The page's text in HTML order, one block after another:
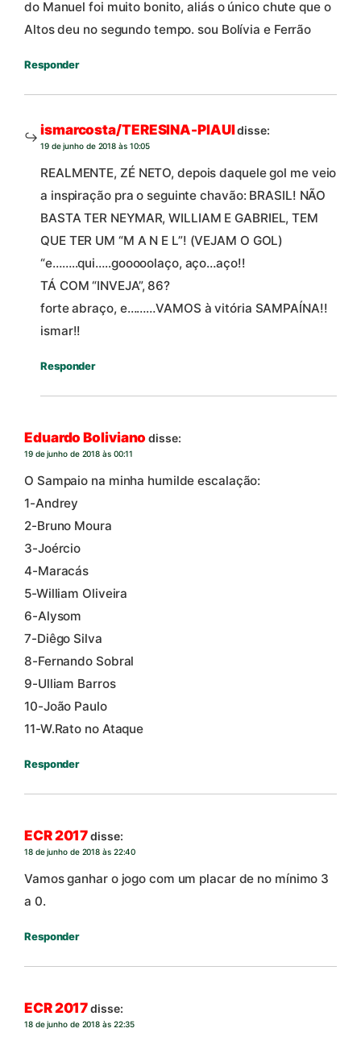
do Manuel foi muito bonito, aliás o único chute que o
Altos deu no segundo tempo. sou Bolívia e Ferrão
Responder
ismarcosta/TERESINA-PIAUIdisse:
19 de junho de 2018 às 10:05
REALMENTE, ZÉ NETO, depois daquele gol me veio
a inspiração pra o seguinte chavão: BRASIL! NÃO
BASTA TER NEYMAR, WILLIAM E GABRIEL, TEM
QUE TER UM “M A N E L”! (VEJAM O GOL)
“e……..qui…..gooooolaço, aço…aço!!
TÁ COM “INVEJA”, 86?
forte abraço, e………VAMOS à vitória SAMPAÍNA!!
ismar!!
Responder
Eduardo Boliviano disse:
19 de junho de 2018 às 00:11
O Sampaio na minha humilde escalação:
1-Andrey
2-Bruno Moura
3-Joércio
4-Maracás
5-William Oliveira
6-Alysom
7-Diêgo Silva
8-Fernando Sobral
9-Ulliam Barros
10-João Paulo
11-W.Rato no Ataque
Responder
ECR 2017disse:
18 de junho de 2018 às 22:40
Vamos ganhar o jogo com um placar de no mínimo 3
a 0.
Responder
ECR 2017disse:
18 de junho de 2018 às 22:35